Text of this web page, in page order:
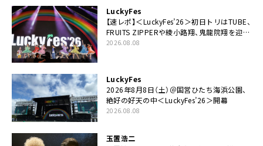
LuckyFes
【速レポ】＜LuckyFes’26＞初日トリはTUBE、
FRUITS ZIPPERや綾小路翔、鬼龍院翔を迎え
た豪華コラボも「知ってたらぜひ一緒に歌っ
2026.08.08
LuckyFes
2026年8月8日（土）＠国営ひたち海浜公園、
絶好の好天の中＜LuckyFes’26＞開幕
2026.08.08
玉置浩二